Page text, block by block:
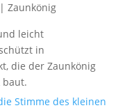
| Zaunkönig
leicht
in
die der Zaunkönig
baut.